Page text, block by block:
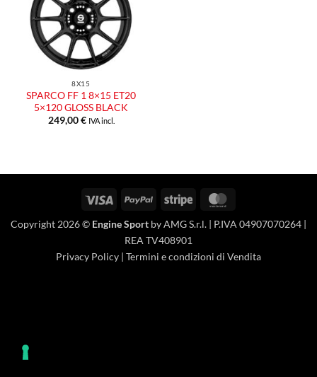
alla lista
dei
desideri
8X15
SPARCO FF 1 8×15 ET20
5×120 GLOSS BLACK
249,00€ IVA incl.
Visa PayPal Stripe
Copyright 2026 © Engine Sport by AMG S.r.l. | P.IVA 04907070264 |
REA TV408901
Privacy Policy | Termini e condizioni di Vendita